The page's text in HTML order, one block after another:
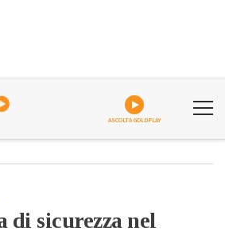
ASCOLTA GOLDPLAY
di sicurezza nel